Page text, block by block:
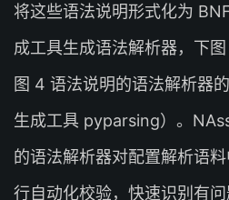
将这些语法说明形式化为
成工具生成语法解析器，下
图 4 语法说明的语法解析器
生成工具 pyparsing）。
的语法解析器对配置解析语
行自动化校验，快速识别有